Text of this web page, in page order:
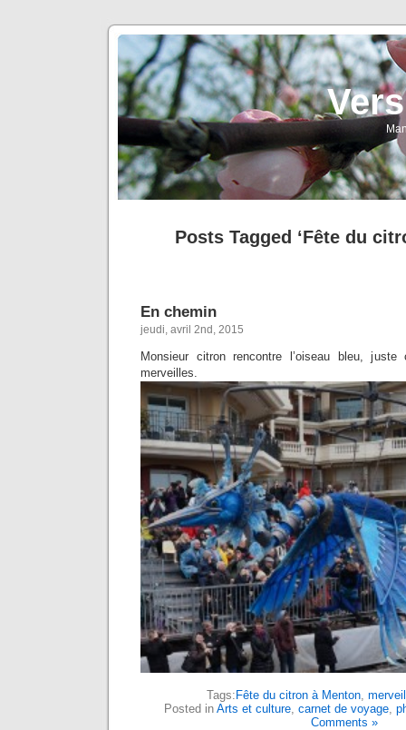
Posts Tagged ‘Fête du
En chemin
jeudi, avril 2nd, 2015
Monsieur citron rencontre l’oiseau bleu,
merveilles.
Tags: Fête du citron à Menton,
Posted in Arts et culture, carnet de voyage,
Comments »